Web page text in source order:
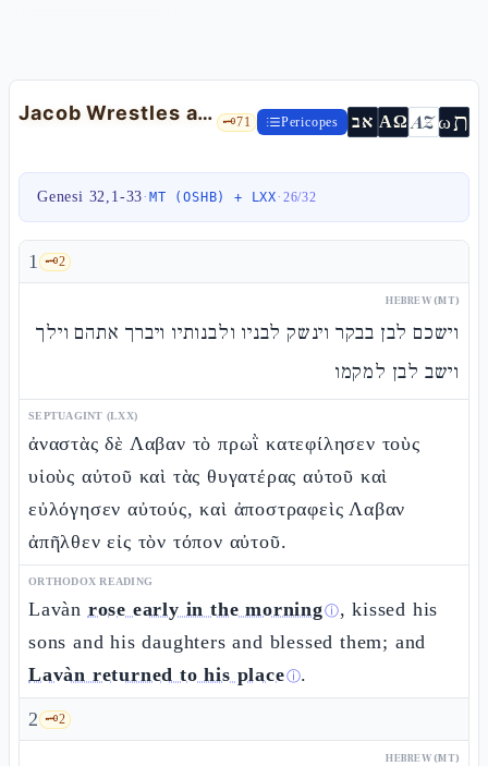
Jacob Wrestles at the Yabbok and Becomes Israel — Gen 32:1-33 🗝️71 Pericopes אב ΑΩ AZωת
Genesi 32,1-33·MT (OSHB) + LXX· 26/32
1 🗝️2
HEBREW (MT)
וישכם לבן בבקר וינשק לבניו ולבנותיו ויברך אתהם וילך
וישב לבן למקמו
SEPTUAGINT (LXX)
ἀναστὰς δὲ Λαβαν τὸ πρωῒ κατεφίλησεν τοὺς
υἱοὺς αὐτοῦ καὶ τὰς θυγατέρας αὐτοῦ καὶ
εὐλόγησεν αὐτούς, καὶ ἀποστραφεὶς Λαβαν
ἀπῆλθεν εἰς τὸν τόπον αὐτοῦ.
ORTHODOX READING
Lavàn rose early in the morningⓘ, kissed his
sons and his daughters and blessed them; and
Lavàn returned to his placeⓘ.
2 🗝️2
HEBREW (MT)